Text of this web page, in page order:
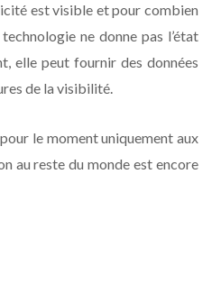
est visible et pour combien
ne donne pas l’état
elle peut fournir des données
de la visibilité.
pour le moment uniquement aux
au reste du monde est encore